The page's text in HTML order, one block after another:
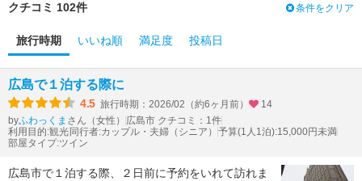
クチコミ 102件 条件をクリア
旅行時期 いいね順 満足度 投稿日
広島で１泊する際に
4.5 旅行時期：2026/02（約6ヶ月前）
14
byふわっくま さん（女性）
広島市 クチコミ：1件
利用目的:観光 同行者:カップル・夫婦（シニア） 予算(1人1泊):15,000円未満
部屋タイプ:ツイン
広島市で１泊する際、２日前に予約をいれて訪れま